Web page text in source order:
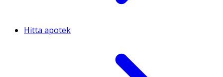
Hitta apotek